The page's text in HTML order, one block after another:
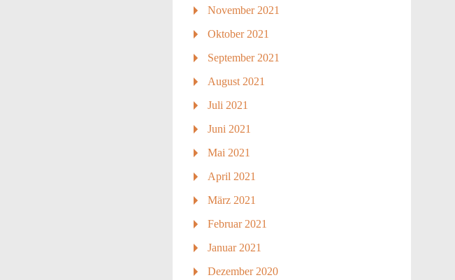
November 2021
Oktober 2021
September 2021
August 2021
Juli 2021
Juni 2021
Mai 2021
April 2021
März 2021
Februar 2021
Januar 2021
Dezember 2020